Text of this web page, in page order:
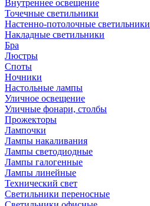
Внутреннее освещение
Точечные светильники
Настенно-потолочные светильники
Накладные светильники
Бра
Люстры
Споты
Ночники
Настольные лампы
Уличное освещение
Уличные фонари, столбы
Прожекторы
Лампочки
Лампы накаливания
Лампы светодиодные
Лампы галогенные
Лампы линейные
Технический свет
Светильники переносные